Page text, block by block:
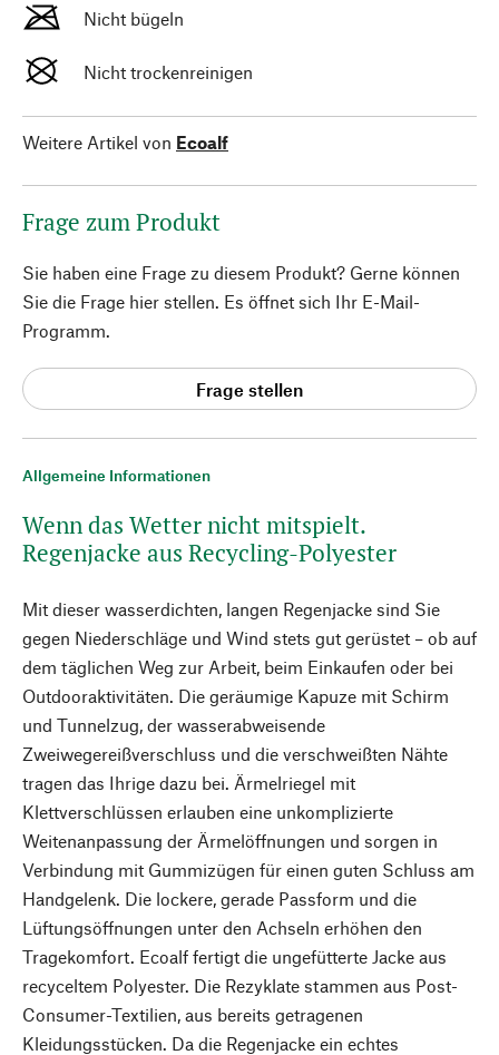
Allgemeine Informationen
Wenn das Wetter nicht mitspielt.
Regenjacke aus Recycling-Polyester
Mit dieser wasserdichten, langen Regenjacke sind Sie
gegen Niederschläge und Wind stets gut gerüstet – ob auf
dem täglichen Weg zur Arbeit, beim Einkaufen oder bei
Outdooraktivitäten. Die geräumige Kapuze mit Schirm
und Tunnelzug, der wasserabweisende
Zweiwegereißverschluss und die verschweißten Nähte
tragen das Ihrige dazu bei. Ärmelriegel mit
Klettverschlüssen erlauben eine unkomplizierte
Weitenanpassung der Ärmelöffnungen und sorgen in
Verbindung mit Gummizügen für einen guten Schluss am
Handgelenk. Die lockere, gerade Passform und die
Lüftungsöffnungen unter den Achseln erhöhen den
Tragekomfort. Ecoalf fertigt die ungefütterte Jacke aus
recyceltem Polyester. Die Rezyklate stammen aus Post-
Consumer-Textilien, aus bereits getragenen
Kleidungsstücken. Da die Regenjacke ein echtes
Nicht bügeln
Nicht trockenreinigen
Weitere Artikel von Ecoalf
Frage zum Produkt
Sie haben eine Frage zu diesem Produkt? Gerne können
Sie die Frage hier stellen. Es öffnet sich Ihr E-Mail-
Programm.
Frage stellen